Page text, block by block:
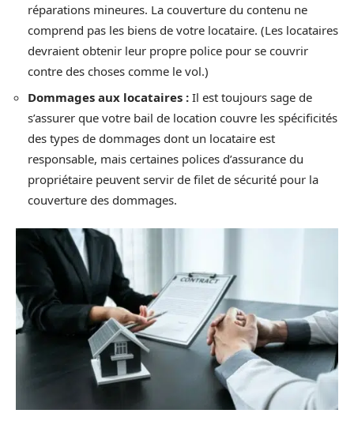
réparations mineures. La couverture du contenu ne
comprend pas les biens de votre locataire. (Les locataires
devraient obtenir leur propre police pour se couvrir
contre des choses comme le vol.)
Dommages aux locataires : Il est toujours sage de
s’assurer que votre bail de location couvre les spécificités
des types de dommages dont un locataire est
responsable, mais certaines polices d’assurance du
propriétaire peuvent servir de filet de sécurité pour la
couverture des dommages.